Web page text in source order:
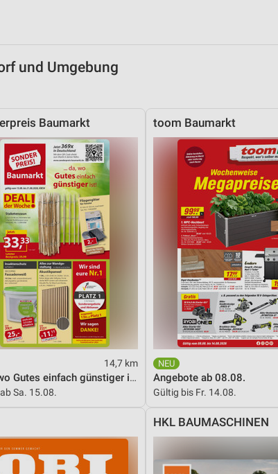
und Umgebung
Baumarkt
14,7 km
...da, wo Gutes einfach günstiger ist!
Sa. 15.08.
toom Baumarkt
Angebote ab 08.08.
Gültig bis Fr. 14.08.
HKL BAUMASCHINEN